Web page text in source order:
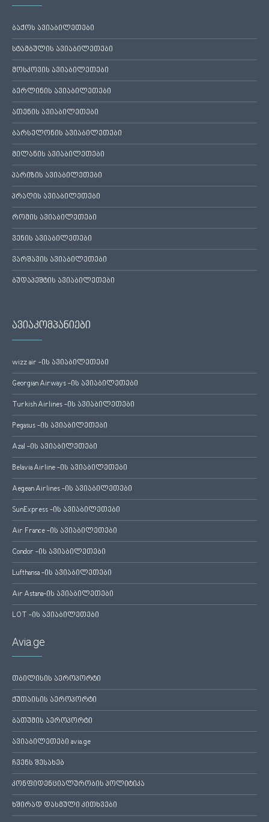
ბაქოს ავიაბილეთები
სტამბულის ავიაბილეთები
მოსკოვის ავიაბილეთები
ბერლინის ავიაბილეთები
ათენის ავიაბილეთები
ბარსელონის ავიაბილეთები
მილანის ავიაბილეთები
პარიზის ავიაბილეთები
პრაღის ავიაბილეთები
რომის ავიაბილეთები
ვენის ავიაბილეთები
ვარშავის ავიაბილეთები
ბუდაპეშტის ავიაბილეთები
ავიაკომპანიები
wizz air -ის ავიაბილეთები
Georgian Airways -ის ავიაბილეთები
Turkish Airlines -ის ავიაბილეთები
Pegasus -ის ავიაბილეთები
Azal -ის ავიაბილეთები
Belavia Airline -ის ავიაბილეთები
Aegean Airlines -ის ავიაბილეთები
SunExpress -ის ავიაბილეთები
Air France -ის ავიაბილეთები
Condor -ის ავიაბილეთები
Lufthansa -ის ავიაბილეთები
Air Astana-ის ავიაბილეთები
LOT -ის ავიაბილეთები
Avia.ge
თბილისის აეროპორტი
ქუთაისის აეროპორტი
ბათუმის აეროპორტი
ავიაბილეთები avia.ge
ჩვენს შესახებ
კონფიდენციალურობის პოლიტიკა
ხშირად დასმული კითხვები